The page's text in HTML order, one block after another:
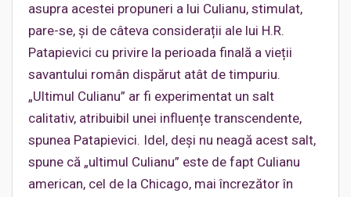
asupra acestei propuneri a lui Culianu, stimulat,
pare-se, și de câteva considerații ale lui H.R.
Patapievici cu privire la perioada finală a vieții
savantului român dispărut atât de timpuriu.
„Ultimul Culianu” ar fi experimentat un salt
calitativ, atribuibil unei influențe transcendente,
spunea Patapievici. Idel, deși nu neagă acest salt,
spune că „ultimul Culianu” este de fapt Culianu
american, cel de la Chicago, mai încrezător în